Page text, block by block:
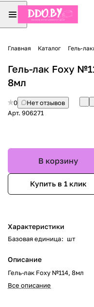
Главная Каталог Гель-
Гель-лак Foxy
8мл
0
Нет отзывов
Арт. 906271
В корзину
Купить в 1 клик
Характеристики
Базовая единица: шт
Описание
Гель-лак Foxy №114, 8мл
Все описание